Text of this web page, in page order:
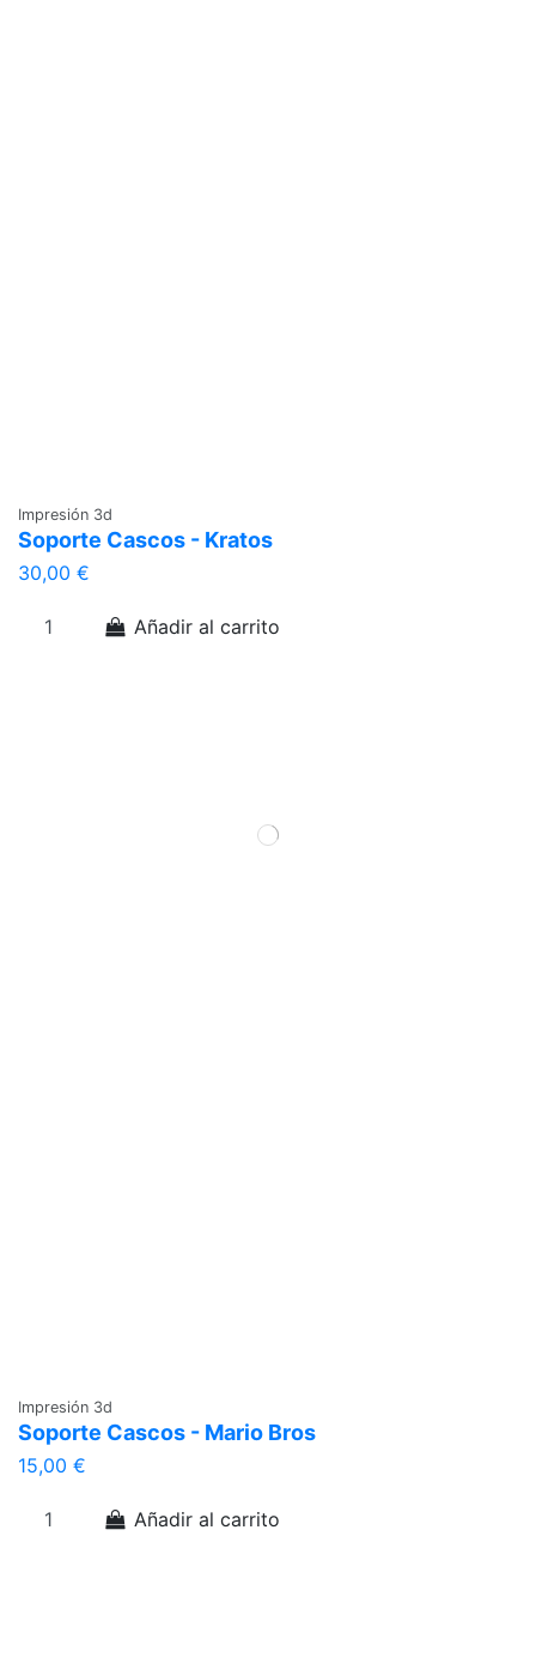
Impresión 3d
Soporte Cascos - Kratos
30,00 €
Añadir al carrito
Impresión 3d
Soporte Cascos - Mario Bros
15,00 €
Añadir al carrito